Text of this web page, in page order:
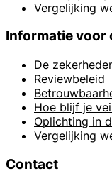
Vergelijking
Informatie voor
De
Reviewbeleid
Hoe blijf je
Oplichting in
Vergelijking
Contact